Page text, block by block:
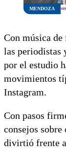
MENDOZA
Con música
las periodistas
por el estudio
movimientos
Instagram.
Con pasos
consejos sobre
divirtió frente